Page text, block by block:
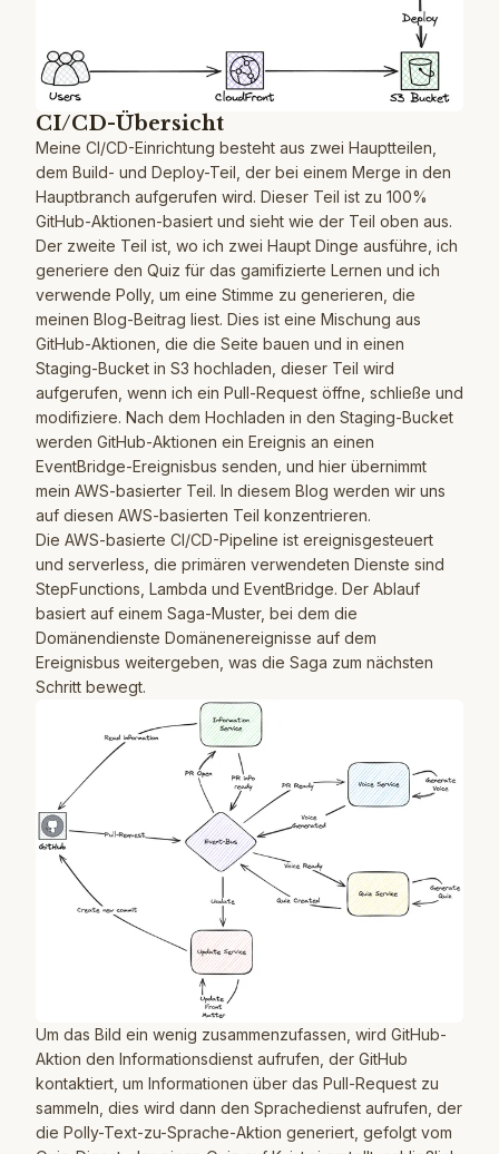
CI/CD-Übersicht
Meine CI/CD-Einrichtung besteht aus zwei Hauptteilen,
dem Build- und Deploy-Teil, der bei einem Merge in den
Hauptbranch aufgerufen wird. Dieser Teil ist zu 100%
GitHub-Aktionen-basiert und sieht wie der Teil oben aus.
Der zweite Teil ist, wo ich zwei Haupt Dinge ausführe, ich
generiere den Quiz für das gamifizierte Lernen und ich
verwende Polly, um eine Stimme zu generieren, die
meinen Blog-Beitrag liest. Dies ist eine Mischung aus
GitHub-Aktionen, die die Seite bauen und in einen
Staging-Bucket in S3 hochladen, dieser Teil wird
aufgerufen, wenn ich ein Pull-Request öffne, schließe und
modifiziere. Nach dem Hochladen in den Staging-Bucket
werden GitHub-Aktionen ein Ereignis an einen
EventBridge-Ereignisbus senden, und hier übernimmt
mein AWS-basierter Teil. In diesem Blog werden wir uns
auf diesen AWS-basierten Teil konzentrieren.
Die AWS-basierte CI/CD-Pipeline ist ereignisgesteuert
und serverless, die primären verwendeten Dienste sind
StepFunctions, Lambda und EventBridge. Der Ablauf
basiert auf einem Saga-Muster, bei dem die
Domänendienste Domänenereignisse auf dem
Ereignisbus weitergeben, was die Saga zum nächsten
Schritt bewegt.
Um das Bild ein wenig zusammenzufassen, wird GitHub-
Aktion den Informationsdienst aufrufen, der GitHub
kontaktiert, um Informationen über das Pull-Request zu
sammeln, dies wird dann den Sprachedienst aufrufen, der
die Polly-Text-zu-Sprache-Aktion generiert, gefolgt vom